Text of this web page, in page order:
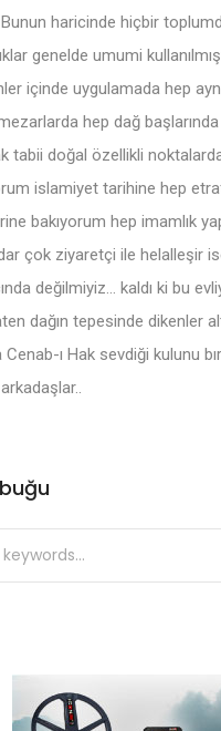
Bunun haricinde hiçbir
genelde umumi
içinde uygulamada hep
hep dağ
tabii doğal özellikli
islamiyet tarihine hep
bakıyorum hep imamlık
çok ziyaretçi ile helalleşir
değilmiyiz… kaldı ki bu
dağın tepesinde dikenler
Cenab-ı Hak sevdiği kulunu